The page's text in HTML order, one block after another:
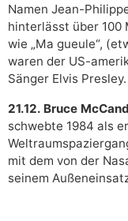
Namen Jean-
hinterlässt über 100
wie „Ma gueule“,
waren der US-
Sänger Elvis Presley.
21.12. Bruce
schwebte 1984 als
mit dem von der
seinem